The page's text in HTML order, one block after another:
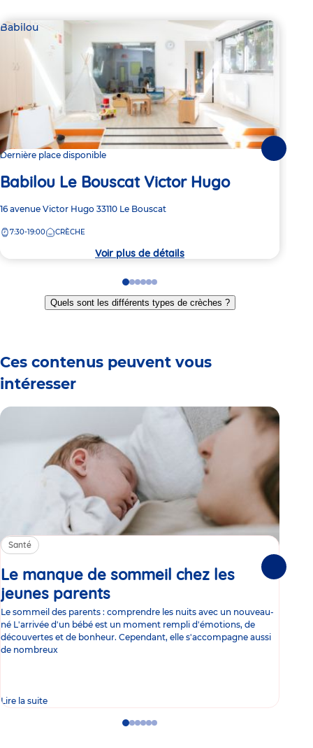
Babilou
Dernière place disponible
Babilou Le Bouscat Victor Hugo
Adresse
la
16 avenue Victor Hugo 33110 Le Bouscat
7:30-19:00 CRÈCHE
Voir plus de détails
Go
to
slide
Go
to
slide
Go
to
slide
Go
to
slide
Go
to
slide
Go
to
slide
Quels sont les différents types de crèches ?
Ces contenus peuvent vous
intéresser
Santé
Le manque de sommeil chez les
jeunes parents
Le sommeil des parents : comprendre les nuits avec un nouveau-
né L'arrivée d'un bébé est un moment rempli d'émotions, de
découvertes et de bonheur. Cependant, elle s'accompagne aussi
de nombreux
Lire la suite
GoGoGoGo
GoGo